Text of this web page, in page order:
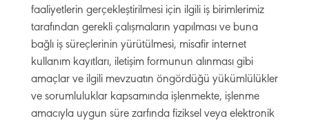
faaliyetlerin gerçekleştirilmesi için ilgili iş birimlerimiz
tarafından gerekli çalışmaların yapılması ve buna
bağlı iş süreçlerinin yürütülmesi, misafir internet
kullanım kayıtları, iletişim formunun alınması gibi
amaçlar ve ilgili mevzuatın öngördüğü yükümlülükler
ve sorumluluklar kapsamında işlenmekte, işlenme
amacıyla uygun süre zarfında fiziksel veya elektronik